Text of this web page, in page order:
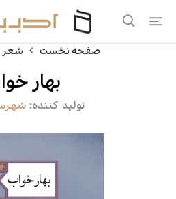
صفحه نخست شعر
بهار
تولید کننده: